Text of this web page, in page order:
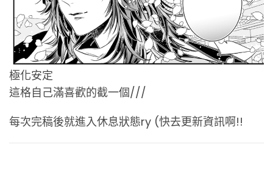
極化安定
這格自己滿喜歡的截一個///
每次完稿後就進入休息狀態ry (快去更新資訊啊!!